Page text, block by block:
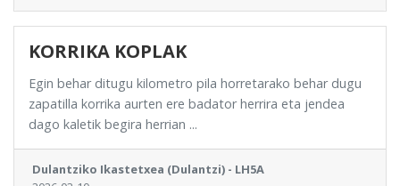
KORRIKA KOPLAK
Egin behar ditugu kilometro pila horretarako behar dugu
zapatilla korrika aurten ere badator herrira eta jendea
dago kaletik begira herrian ...
Dulantziko Ikastetxea (Dulantzi) - LH5A